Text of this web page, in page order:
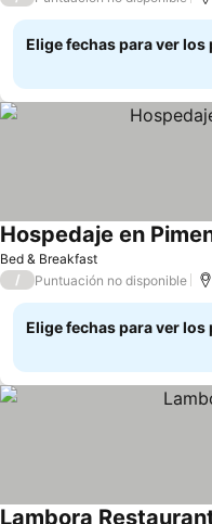
Elige fechas para ver
Bed & Breakfast
Hospedaje en
/ Puntuación no disponible
Elige fechas para ver
Lambora